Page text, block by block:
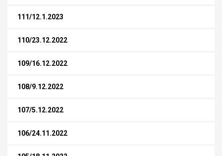
111/12.1.2023
110/23.12.2022
109/16.12.2022
108/9.12.2022
107/5.12.2022
106/24.11.2022